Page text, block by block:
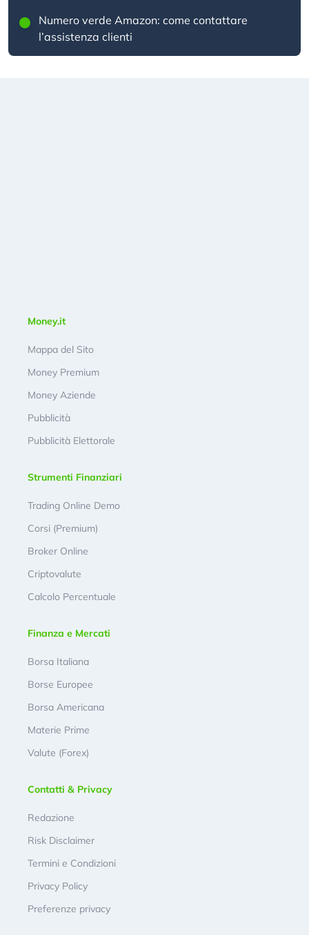
Numero verde Amazon: come contattare
l’assistenza clienti
Money.it
Mappa del Sito
Money Premium
Money Aziende
Pubblicità
Pubblicità Elettorale
Strumenti Finanziari
Trading Online Demo
Corsi (Premium)
Broker Online
Criptovalute
Calcolo Percentuale
Finanza e Mercati
Borsa Italiana
Borse Europee
Borsa Americana
Materie Prime
Valute (Forex)
Contatti & Privacy
Redazione
Risk Disclaimer
Termini e Condizioni
Privacy Policy
Preferenze privacy